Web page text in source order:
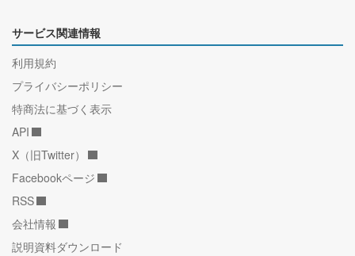
サービス関連情報
利用規約
プライバシーポリシー
特商法に基づく表示
API
X（旧Twitter）
Facebookページ
RSS
会社情報
説明資料ダウンロード